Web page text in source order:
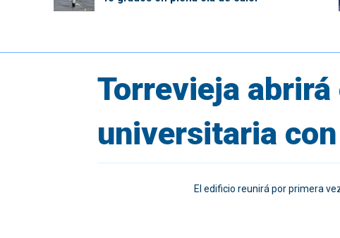
Torrevieja
universitaria
El edificio reunirá por primera